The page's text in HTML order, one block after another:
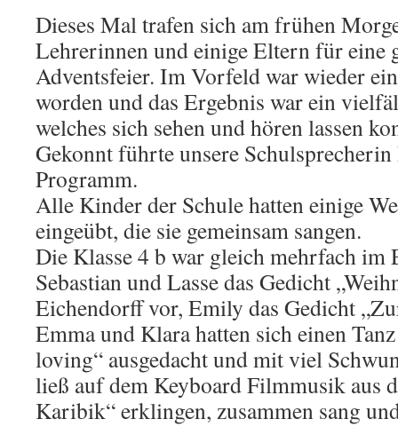
Dieses Mal trafen sich am frühen
Lehrerinnen und einige Eltern für eine
Adventsfeier. Im Vorfeld war wieder
worden und das Ergebnis war ein
welches sich sehen und hören lassen
Gekonnt führte unsere
Programm.
Alle Kinder der Schule hatten einige
eingeübt, die sie gemeinsam sangen.
Die Klasse 4 b war gleich mehrfach im
Sebastian und Lasse das Gedicht
Eichendorff vor, Emily das Gedicht
Emma und Klara hatten sich einen
loving“ ausgedacht und mit viel
ließ auf dem Keyboard Filmmusik aus
Karibik“ erklingen, zusammen sang